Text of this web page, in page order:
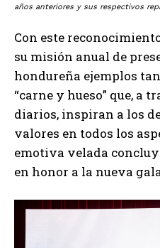
años anteriores y sus respectivos
Con este
su misión anual de
hondureña ejemplos
“carne y hueso” que, a
diarios, inspiran a los
valores en todos los
emotiva velada
en honor a la nueva